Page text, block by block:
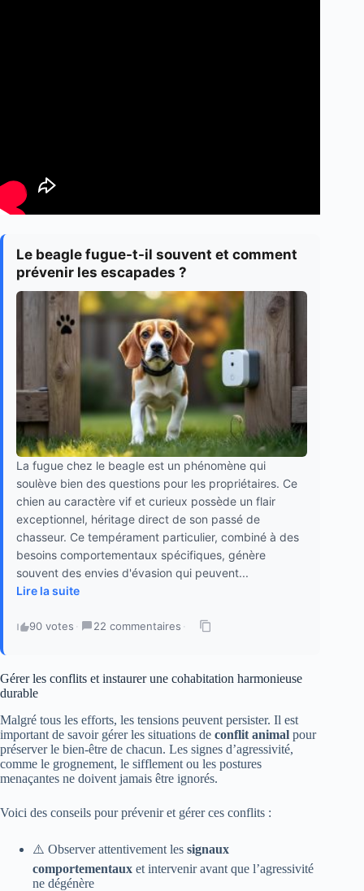
Le beagle fugue-t-il souvent et comment
prévenir les escapades ?
La fugue chez le beagle est un phénomène qui
soulève bien des questions pour les propriétaires. Ce
chien au caractère vif et curieux possède un flair
exceptionnel, héritage direct de son passé de
chasseur. Ce tempérament particulier, combiné à des
besoins comportementaux spécifiques, génère
souvent des envies d'évasion qui peuvent...
Lire la suite
90 votes · 22 commentaires ·
Gérer les conflits et instaurer une cohabitation harmonieuse
durable
Malgré tous les efforts, les tensions peuvent persister. Il est
important de savoir gérer les situations de conflit animal pour
préserver le bien-être de chacun. Les signes d’agressivité,
comme le grognement, le sifflement ou les postures
menaçantes ne doivent jamais être ignorés.
Voici des conseils pour prévenir et gérer ces conflits :
⚠️ Observer attentivement les signaux
comportementaux et intervenir avant que l’agressivité
ne dégénère